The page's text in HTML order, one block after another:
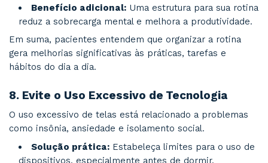
corporais. Idealmente chegando a 45
Evidência científica:Meta-análises
mindfulness reduz sintomas de depressão e
a resiliência emocional.
frequentemente recomendado como
transtornos de ansiedade e de humor.
6. Gerencie o Estresse